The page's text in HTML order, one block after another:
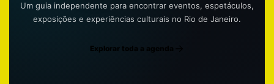
Um guia independente para encontrar eventos, espetáculos,
exposições e experiências culturais no Rio de Janeiro.
Explorar toda a agenda